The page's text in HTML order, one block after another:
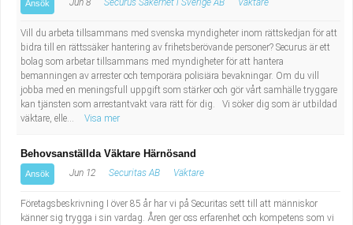
Ansök Jun 8 Securus Säkerhet i Sverige AB Väktare
Vill du arbeta tillsammans med svenska myndigheter inom rättskedjan för att
bidra till en rättssäker hantering av frihetsberövande personer? Securus är ett
bolag som arbetar tillsammans med myndigheter för att hantera
bemanningen av arrester och temporära polisiära bevakningar. Om du vill
jobba med en meningsfull uppgift som stärker och gör vårt samhälle tryggare
kan tjänsten som arrestantvakt vara rätt för dig. Vi söker dig som är utbildad
väktare, elle...
Visa mer
Behovsanställda Väktare Härnösand
Ansök Jun 12 Securitas AB Väktare
Företagsbeskrivning I över 85 år har vi på Securitas sett till att människor
känner sig trygga i sin vardag. Åren ger oss erfarenhet och kompetens som vi